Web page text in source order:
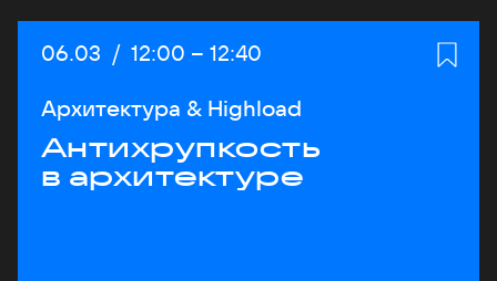
Дата:
06.03 / Начало:
12:00 – Конец:
12:40
Архитектура & Highload
Антихрупкость
в архитектуре